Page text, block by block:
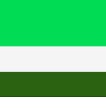
Núm. 26 (2016): BILBAO EN